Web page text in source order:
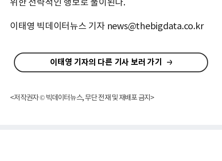
위한 전략적인 행보로 풀이된다.
이태영 빅데이터뉴스 기자 news@thebigdata.co.kr
이태영 기자의 다른 기사 보러 가기
<저작권자 © 빅데이터뉴스, 무단 전재 및 재배포 금지>